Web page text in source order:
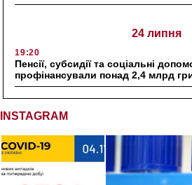
24 липня
19:20
Пенсії, субсидії та соціальні
профінансували понад 2,4 млрд
INSTAGRAM